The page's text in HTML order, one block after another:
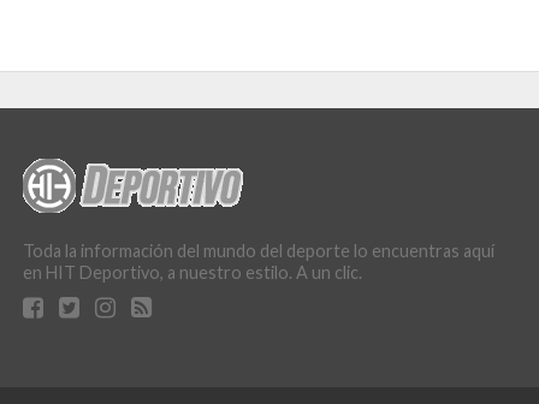
Toda la información del mundo del deporte lo encuentras aquí
en HIT Deportivo, a nuestro estilo. A un clic.